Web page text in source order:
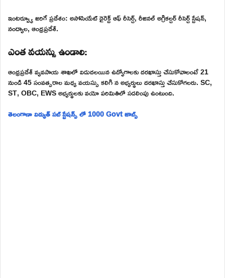
ఇంటర్వ్యూ జరిగే ప్రదేశం: అసోసియేట్ డైరెక్ట్ ఆఫ్ రీసెర్చ్, రీజినల్ అగ్రికల్చర్ రీసెర్చ్ స్టేషన్,
నంద్యాల, ఆంధ్రప్రదేశ్.
ఎంత వయస్సు ఉండాలి:
ఆంధ్రప్రదేశ్ వ్యవసాయ శాఖలో విడుదలయిన ఉద్యోగాలకు దరఖాస్తు చేసుకోవాలంటే 21
నుండి 45 సంవత్సరాల మధ్య వయస్సు కలిగి న అభ్యర్థులు దరఖాస్తు చేసుకోగలరు. SC,
ST, OBC, EWS అభ్యర్థులకు వయో పరిమితిలో సడలింపు ఉంటుంది.
తెలంగాణా విద్యుత్ సబ్ స్టేషన్స్ లో 1000 Govt జాబ్స్